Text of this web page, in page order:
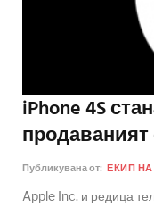
iPhone 4S
Публикувана от: ЕКИП
Apple Inc. и редица